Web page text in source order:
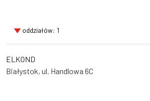
oddziałów: 1
ELKOND
Białystok, ul. Handlowa 6C